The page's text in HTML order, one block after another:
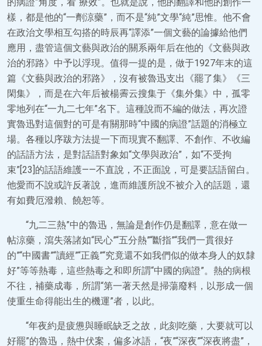
樣，都是他的“一劑涼藥”，而不是“純”文學“純”思惟。他不會
在政治文學相互勾搭的時辰再“譯添”一個文藝的論據給他們
應用，盡管這個文藝與政治的關系兩年后在他的《文藝與政
治的邪路》中予以浮現。值得一提的是，做于1927年末的這
篇《文藝與政治的邪路》，沒有被魯迅支出《罷了集》《三
閑集》，而是在六年后被楊霽云搜集于《集外集》中，孤零
零地列在“一九二七年”名下。這種說而不編的做法，再次證
實魯迅對這個對的可是有關那時“中國的病證”話題的消極立
場。各種以序跋方法提一下而現實不翻譯、不創作、不收編
的話語方法，是對話語對象如“文學與政治”，如“不受拘
束”[23]的話語維護——不直說，不正面說，可是要話語留白。
他愛而不說或許反著說，進而維護所說不被介入的話題，還
有如費厄潑賴、饒恕等。
“九二三熱”中的魯迅，無論是創作仍是翻譯，意在做一
帖涼藥，瀉失落諸如“民心”“五分熱”“斷指”“我們一貫很好
的”“中國書”“讀經”“正義”“究竟還不如我們似的做本身人的奴隸
好”等等熱毒，這些熱毒之和即所謂“中國的病證”。熱的病根
不往，補藥成毒，所謂“第一著天然是掃蕩廢料，以形成一個
使重生命得能出生的機運”者，以此。
“年夜約是疲憊與睡眠缺乏之故，此刻吃藥，大要就可以
好罷”的魯迅，熱中伏案，偏多冰語，“夜”“深夜”“深夜將盡”，